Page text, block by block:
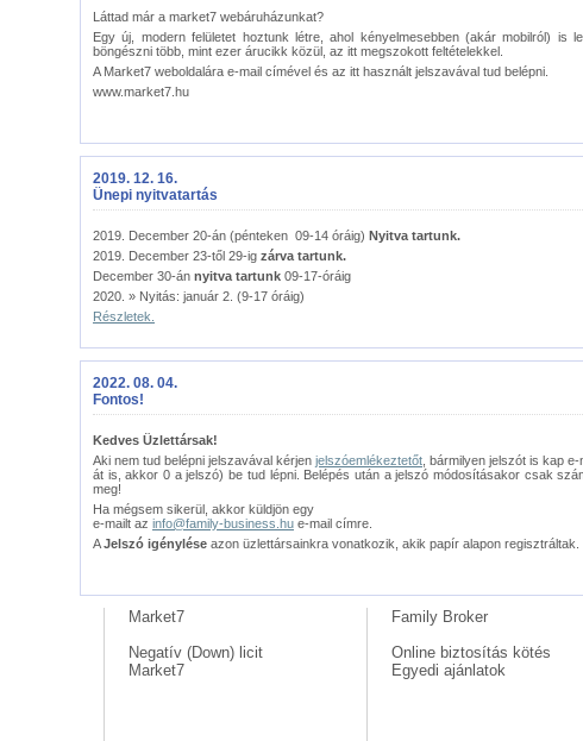
Láttad már a market7 webáruházunkat?
Egy új, modern felületet hoztunk létre, ahol kényelmesebben (akár mobilról) is
böngészni több, mint ezer árucikk közül, az itt megszokott feltételekkel.
A Market7 weboldalára e-mail címével és az itt használt jelszavával tud belépni.
www.market7.hu
2019. 12. 16.
Ünepi nyitvatartás
2019. December 20-án (pénteken 09-14 óráig) Nyitva tartunk.
2019. December 23-től 29-ig zárva tartunk.
December 30-án nyitva tartunk 09-17-óráig
2020. » Nyitás: január 2. (9-17 óráig)
Részletek.
2022. 08. 04.
Fontos!
Kedves Üzlettársak!
Aki nem tud belépni jelszavával kérjen jelszóemlékeztetőt , bármilyen jelszót is kap
át is, akkor 0 a jelszó) be tud lépni. Belépés után a jelszó módosításakor csak
meg!
Ha mégsem sikerül, akkor küldjön egy
e-mailt az info@family-business.hu e-mail címre.
AJelszó igénylése azon üzlettársainkra vonatkozik, akik papír alapon regisztráltak.
Market7
Negatív (Down) licit
Market7
Family Broker
Online biztosítás kötés
Egyedi ajánlatok